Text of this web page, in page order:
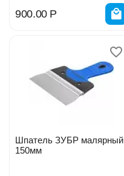
900.00 Р
Шпатель ЗУБР малярный
150мм